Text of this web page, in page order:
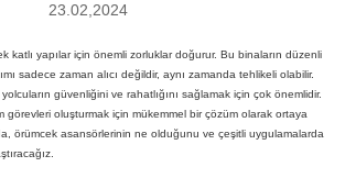
23.02,2024
katlı yapılar için önemli zorluklar doğurur. Bu binaların düzenli
sadece zaman alıcı değildir, aynı zamanda tehlikeli olabilir.
güvenliğini ve rahatlığını sağlamak için çok önemlidir.
görevleri oluşturmak için mükemmel bir çözüm olarak ortaya
örümcek asansörlerinin ne olduğunu ve çeşitli uygulamalarda